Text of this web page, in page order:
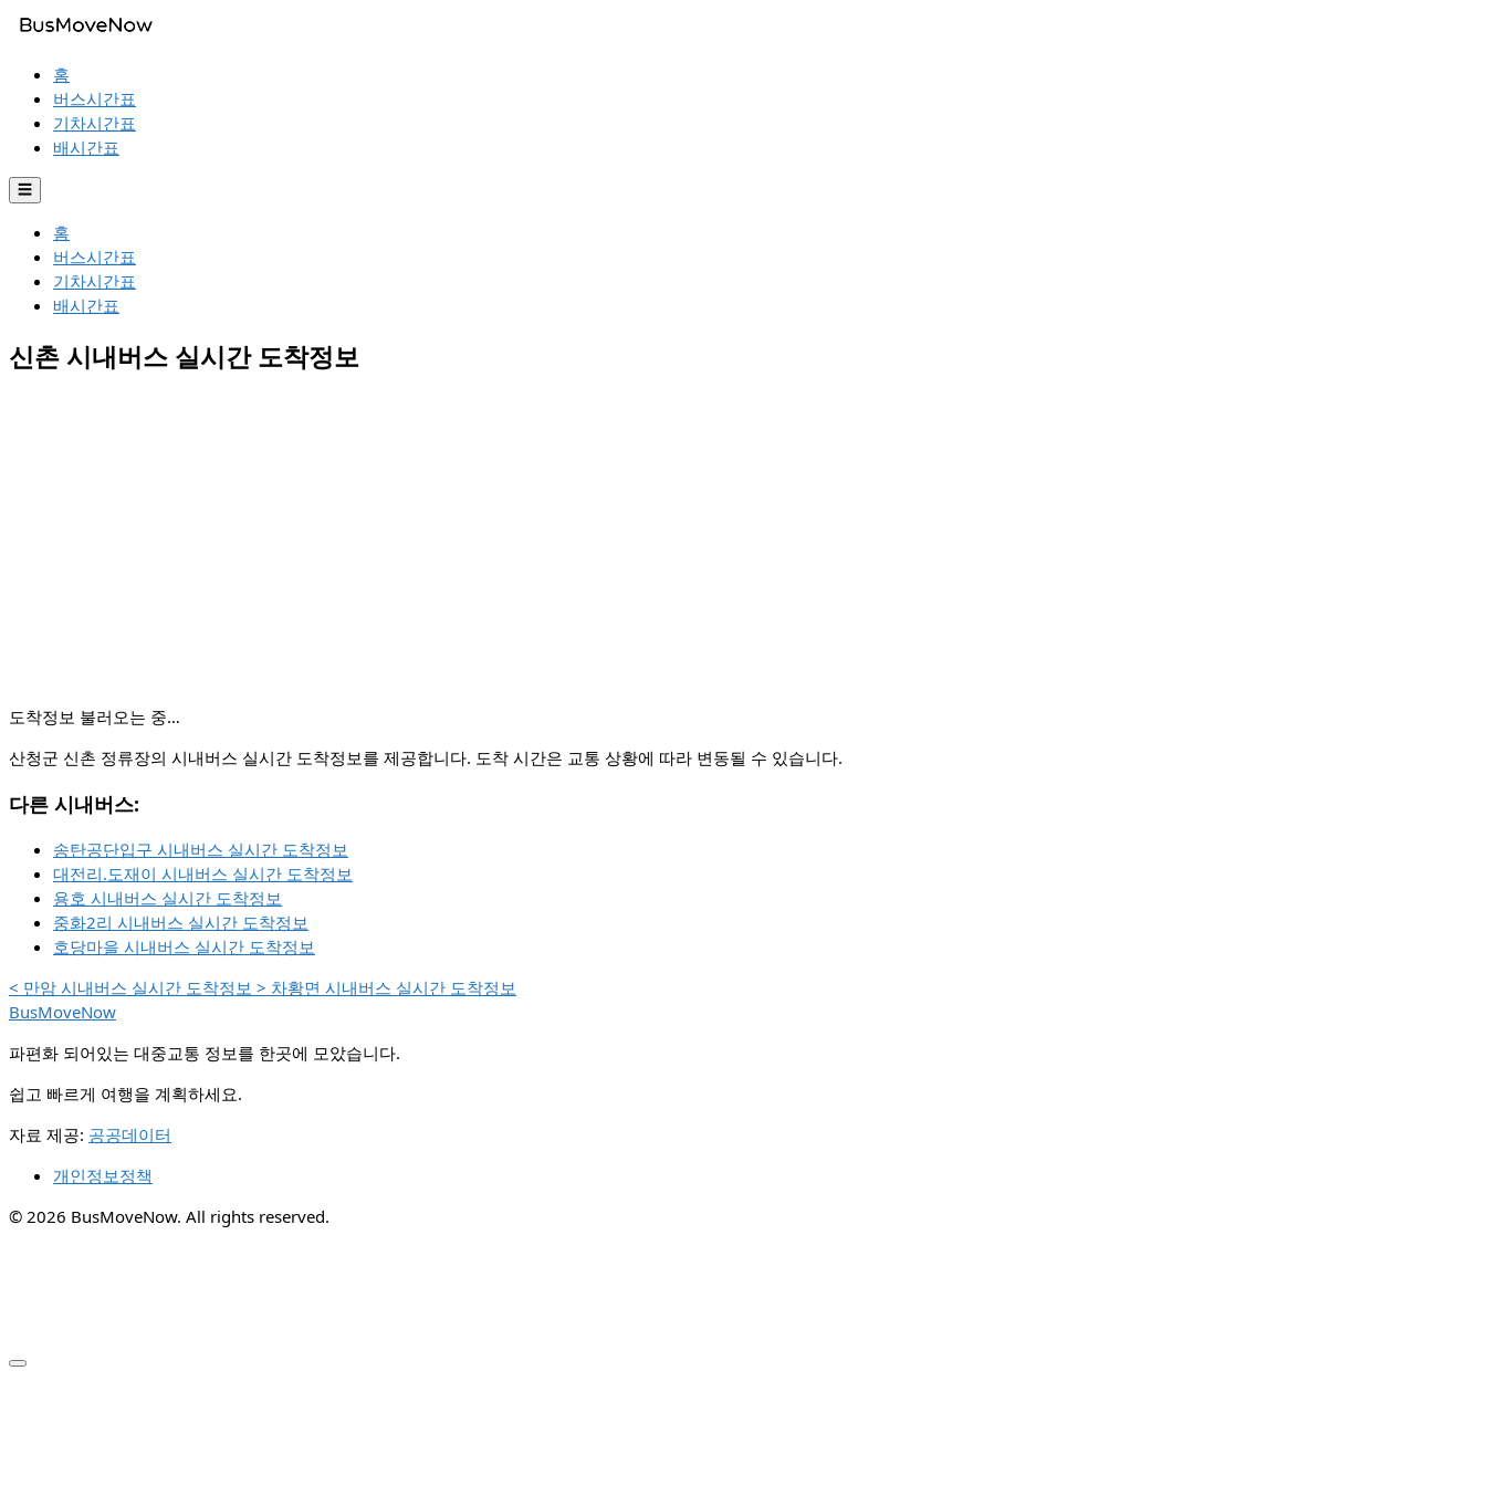
홈
버스시간표
기차시간표
배시간표
☰
홈
버스시간표
기차시간표
배시간표
신촌 시내버스 실시간 도착정보
🚏 현재 도착 예정인 버스가 없습니다
산청군 신촌 정류장의 시내버스 실시간 도착정보를 제공합니다. 도착 시간은 교통 상황에 따라 변동될 수 있습니다.
다른 시내버스:
송탄공단입구 시내버스 실시간 도착정보
대전리.도재이 시내버스 실시간 도착정보
용호 시내버스 실시간 도착정보
중화2리 시내버스 실시간 도착정보
호당마을 시내버스 실시간 도착정보
< 만암 시내버스 실시간 도착정보 > 차황면 시내버스 실시간 도착정보
BusMoveNow
파편화 되어있는 대중교통 정보를 한곳에 모았습니다.
쉽고 빠르게 여행을 계획하세요.
자료 제공: 공공데이터
개인정보정책
© 2026 BusMoveNow. All rights reserved.
✕